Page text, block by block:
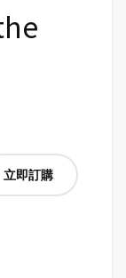
立即訂購